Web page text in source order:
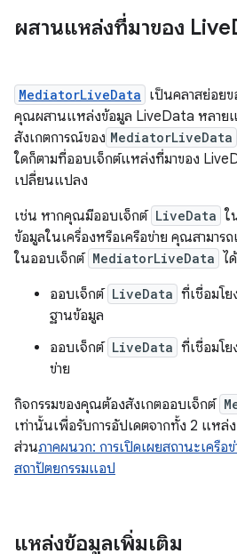
ผสานแหล่งที่มาของ Live
MediatorLiveData เป็นคลาสย่อยข
คุณผสานแหล่งข้อมูล LiveData หลาย
สังเกตการณ์ของ MediatorLiveData
ใดก็ตามที่ออบเจ็กต์แหล่งที่มาของ
เปลี่ยนแปลง
เช่น หากคุณมีออบเจ็กต์ LiveData ใ
ข้อมูลในเครื่องหรือเครือข่าย คุณสามา
ในออบเจ็กต์ MediatorLiveData ได้
ออบเจ็กต์ LiveData ที่เชื่อมโ
ฐานข้อมูล
ออบเจ็กต์ LiveData ที่เชื่อมโย
ข่าย
กิจกรรมของคุณต้องสังเกตออบเจ็กต์
เท่านั้นเพื่อรับการอัปเดตจากทั้ง 2 แหล่
ส่วนภาคผนวก: การเปิดเผยสถานะเครือข่
สถาปัตยกรรมแอป
แหล่งข้อมูลเพิ่มเติม